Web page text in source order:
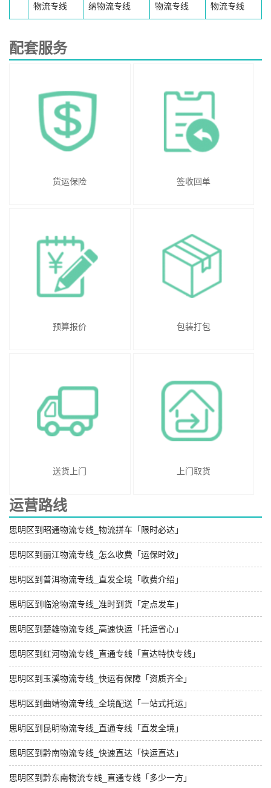
物流专线
纳物流专线
物流专线
物流专线
配套服务
货运保险 签收回单
预算报价 包装打包
送货上门 上门取货
运营路线
思明区到昭通物流专线_物流拼车「限时必达」
思明区到丽江物流专线_怎么收费「运保时效」
思明区到普洱物流专线_直发全境「收费介绍」
思明区到临沧物流专线_准时到货「定点发车」
思明区到楚雄物流专线_高速快运「托运省心」
思明区到红河物流专线_直通专线「直达特快专线」
思明区到玉溪物流专线_快运有保障「资质齐全」
思明区到曲靖物流专线_全境配送「一站式托运」
思明区到昆明物流专线_直通专线「直发全境」
思明区到黔南物流专线_快速直达「快运直达」
思明区到黔东南物流专线_直通专线「多少一方」